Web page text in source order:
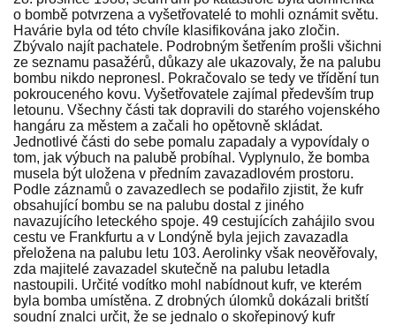
o bombě potvrzena a vyšetřovatelé to mohli oznámit světu.
Havárie byla od této chvíle klasifikována jako zločin.
Zbývalo najít pachatele. Podrobným šetřením prošli všichni
ze seznamu pasažérů, důkazy ale ukazovaly, že na palubu
bombu nikdo nepronesl. Pokračovalo se tedy ve třídění tun
pokrouceného kovu. Vyšetřovatele zajímal především trup
letounu. Všechny části tak dopravili do starého vojenského
hangáru za městem a začali ho opětovně skládat.
Jednotlivé části do sebe pomalu zapadaly a vypovídaly o
tom, jak výbuch na palubě probíhal. Vyplynulo, že bomba
musela být uložena v předním zavazadlovém prostoru.
Podle záznamů o zavazedlech se podařilo zjistit, že kufr
obsahující bombu se na palubu dostal z jiného
navazujícího leteckého spoje. 49 cestujících zahájilo svou
cestu ve Frankfurtu a v Londýně byla jejich zavazadla
přeložena na palubu letu 103. Aerolinky však neověřovaly,
zda majitelé zavazadel skutečně na palubu letadla
nastoupili. Určité vodítko mohl nabídnout kufr, ve kterém
byla bomba umístěna. Z drobných úlomků dokázali britští
soudní znalci určit, že se jednalo o skořepinový kufr